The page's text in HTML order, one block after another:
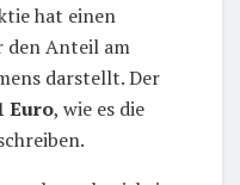
hat einen
den Anteil am
darstellt. Der
Euro, wie es die